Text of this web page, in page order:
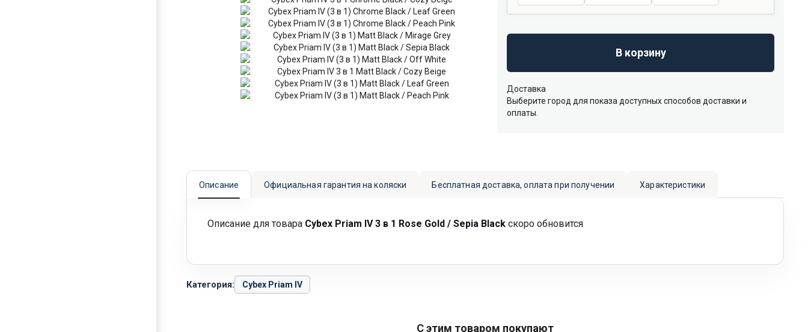
В корзину
Доставка
Выберите город для показа доступных способов доставки и
оплаты.
Описание Официальная гарантия на коляски Бесплатная доставка, оплата при получении Характеристики
Описание для товара Cybex Priam IV 3 в 1 Rose Gold / Sepia Black скоро обновится
Категория: Cybex Priam IV
С этим товаром покупают